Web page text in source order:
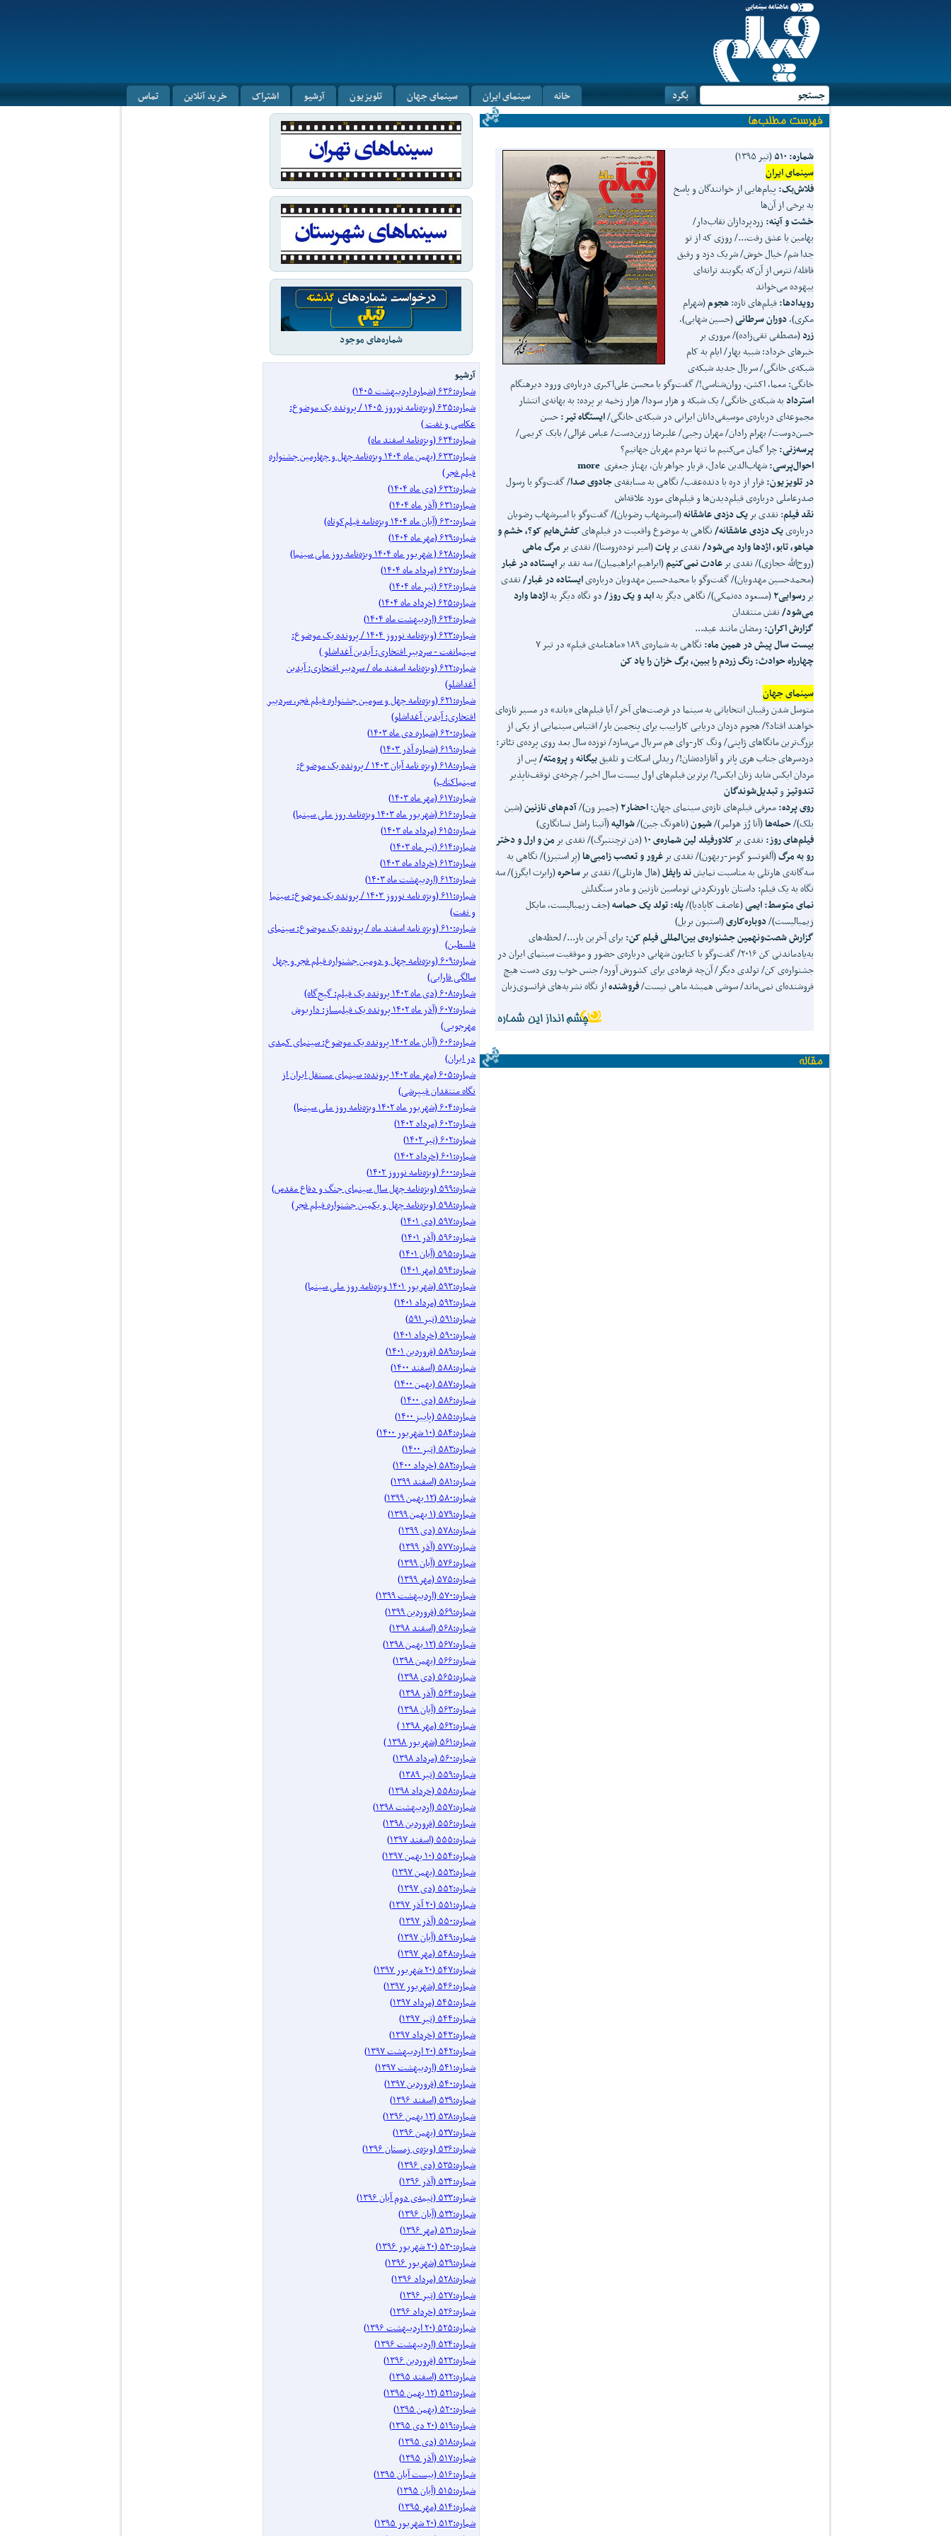
خانه سینمای ایران سینمای جهان تلویزیون آرشیو اشتراک خرید آنلاین تماس
شماره: ۵۱۰
(تیر ۱۳۹۵)
سینمای ایران
فلاشبک: پیام‌هایی از خوانندگان و پاسخ
به برخی از آن‌ها
خشت و آینه: زردپردازان نقاب‌دار/
بهامین با عشق رفت.../ روزی که از تو
جدا شم/ خیال خوش/ شریک دزد و رفیق
قافله/ نترس از آن‌که بگویند ترانه‌ای
بیهوده می‌خواند
رویدادها:فیلم‌های تازه:هجوم(شهرام
مکری)،دوران سرطانی(حسین شهابی)،
زرد(مصطفی تقی‌زاده)/ مروری بر
خبرهای خرداد: شبیه بهار/ ایام به کام
شبکه‌ی خانگی/ سریال جدید شبکه‌ی
خانگی: معما، اکشن، روان‌شناسی!/ گفت‌‌وگو با محسن علی‌اکبری درباره‌ی ورود دیرهنگام
استردادبه شبکه‌ی خانگی/ یک شبکه و هزار سودا/ هزار زخمه بر پرده: به بهانه‌ی انتشار
مجموعه‌ای درباره‌ی موسیقی‌دانان ایرانی در شبکه‌ی خانگی/ایستگاه تیر:حسن
حسن‌دوست/ بهرام رادان/ مهران رجبی/ علیرضا زرین‌دست/ عباس غزالی/ بابک کریمی/
پرسهزنی:چرا گمان می‌‌کنیم ما تنها مردم مهربان جهانیم؟
احوالپرسی:شهاب‌الدین عادل، فریار جواهریان، بهناز جعفری more
در تلویزیون:فرار از دره با دنده‌عقب/ نگاهی به مسابقه‌یجادوی صدا/ گفت‌وگو با رسول
صدرعاملی درباره‌ی فیلم‌دیدن‌ها و فیلم‌های مورد علاقه‌اش
نقد فیلم: نقدی بر یک دزدی عاشقانه(امیرشهاب رضویان)/ گفت‌وگو با امیرشهاب رضویان
درباره‌ییک دزدی عاشقانه/نگاهی به موضوع واقعیت در فیلم‌هایکفشهایم کو؟، خشم و
هیاهو، تابو، اژدها وارد میشود/نقدی بر پات(امیر توده‌روستا)/ نقدی بر مرگ ماهی
(روح‌الله حجازی)/ نقدی بر عادت نمیکنیم(ابراهیم ابراهیمیان)/ سه نقد بر ایستاده در غبار
(محمدحسین مهدویان)/ گفت‌وگو با محمدحسین مهدویان درباره‌یایستاده در غبار/نقدی
بر رسوایی۲ (مسعود ده‌نمکی)/ نگاهی دیگر بهابد و یک روز/دو نگاه دیگر بهاژدها وارد
میشود/نقش منتقدان
گزارش اکران: رمضان مانند عید...
بیست سال پیش در همین ماه: نگاهی به شماره‌ی ۱۸۹ «ماهنامه‌ی فیلم» در تیر ۷
چهارراه حوادث:رنگ زردم را ببین، برگ خزان را یاد کن
سینمای جهان
متوسل شدن رقیبان انتخاباتی به سینما در فرصت‌های آخر/ آیا فیلم‌های «باند» در مسیر تازه‌ای
خواهند افتاد؟/ هجوم دزدان دریایی کاراییب برای پنجمین بار/ اقتباس سینمایی از یکی از
بزرگ‌ترین مانگاهای ژاپنی/ ونگ کار-وای هم سریال می‌سازد/ نوزده سال بعد روی پرده‌ی تئاتر:
دردسرهای جناب هری پاتر و آقازاده‌شان!/ ریدلی اسکات و تلفیقبیگانهوپرومته/پس از
مردان ایکس شاید زنان ایکس!/ برترین فیلم‌های اول بیست سال اخیر/ چرخه‌ی توقف‌ناپذیر
تندوتیز وتبدیلشوندگان
روی پرده:معرفی فیلم‌های تازه‌ی سینمای جهان:احضار۲ (جمیز ون)/آدمهای نازنین(شین
بلک)/حملهها(آنا رُز هولمر)/شیون(ناهونگ جین)/شوالیه(آتینا راشل تسانگاری)
فیلمهای روز: نقدی بر کلاورفیلد لین شماره‌ی ۱۰ (دن ترچتنبرگ)/ نقدی بر من و ارل و دختر
رو به مرگ(آلفونسو گومز-ریهون)/ نقدی بر غرور و تعصب زامبیها(بِر استیرز)/ نگاهی به
سه‌گانه‌ی هارتلی به مناسبت نمایشند رایفل(هال هارتلی)/ نقدی بر ساحره(رابرت ایگرز)/ سه
نگاه به یک فیلم: داستان باورنکردنی توماسین نازنین و مادر سنگدلش
نمای متوسط: ایمی(عاصف کاپادیا)/پله: تولد یک حماسه(جف زیمبالیست، مایکل
زیمبالیست)/دوبارهکاری(استیون بریل)
گزارش شصتونهمین جشنواره‌ی بینالمللی فیلم کن: برای آخرین بار.../ لحظه‌های
به‌یادماندنی کن ۲۰۱۶/ گفت‌وگو با کتایون شهابی درباره‌ی حضور و موفقیت سینمای ایران در
جشنواره‌ی کن/ تولدی دیگر/ آن‌چه فرهادی برای کشورش آورد/ جنس خوب روی دست هیچ
فروشنده‌ای نمی‌ماند/ سوشی همیشه ماهی نیست/فروشندهاز نگاه نشریه‌های فرانسوی‌زبان
شماره‌های موجود
آرشیو
شماره:۶۳۶ (شماره اردیبهشت ۱۴۰۵)
شماره:۶۳۵ (ویژه‌نامه نوروز ۱۴۰۵ / پرونده یک موضوع:
عکاسی و نفت )
شماره:۶۳۴ (ویژه‌نامه اسفند ماه)
شماره:۶۳۳ (بهمن ماه ۱۴۰۴ ویژه‌نامه چهل‌ و‌ چهارمین جشنواره
فیلم فجر)
شماره:۶۳۲ (دی ماه ۱۴۰۴)
شماره:۶۳۱ (آذر ماه ۱۴۰۴)
شماره:۶۳۰ (آبان ماه ۱۴۰۴ ویژه‌نامه فیلم‌کوتاه)
شماره:۶۲۹ (مهر ماه ۱۴۰۴)
شماره:۶۲۸ ( شهریور ماه ۱۴۰۴ ویژه‌نامه روز ملی سینما)
شماره:۶۲۷ (مرداد ماه ۱۴۰۴)
شماره:۶۲۶ (تیر ماه ۱۴۰۴)
شماره:۶۲۵ (خرداد ماه ۱۴۰۴)
شماره:۶۲۴ (اردیبهشت ماه ۱۴۰۴)
شماره:۶۲۳ (ویژه‌نامه نوروز ۱۴۰۴ / پرونده یک موضوع:
سینمانفت - سردبیر افتخاری: آیدین آغداشلو )
شماره:۶۲۲ (ویژه‌نامه اسفند ماه / سردبیر افتخاری: آیدین
آغداشلو)
شماره:۶۲۱ (ویژه‌نامه چهل‌ و‌ سومین جشنواره فیلم فجر، سردبیر
افتخاری: آیدین آغداشلو)
شماره:۶۲۰ (شماره دی ماه ۱۴۰۳)
شماره:۶۱۹ (شماره آذر ۱۴۰۳)
شماره:۶۱۸ (ویژه نامه آبان ۱۴۰۳ / پرونده یک موضوع:
سینماکتاب)
شماره:۶۱۷ (مهر ماه ۱۴۰۳)
شماره:۶۱۶ (شهریور ماه ۱۴۰۳ ویژه‌نامه روز ملی سینما)
شماره:۶۱۵ (مرداد ماه ۱۴۰۳)
شماره:۶۱۴ (تیر ماه ۱۴۰۳)
شماره:۶۱۳ (خرداد ماه ۱۴۰۳)
شماره:۶۱۲ (اردیبهشت ماه ۱۴۰۳)
شماره:۶۱۱ (ویژه نامه نوروز ۱۴۰۳ / پرونده یک موضوع: سینما
و نفت)
شماره:۶۱۰ (ویژه نامه اسفند ماه / پرونده یک موضوع: سینمای
فلسطین)
شماره:۶۰۹ (ویژه‌نامه چهل و دومین جشنواره فیلم فجر و چهل
سالگی فارابی)
شماره:۶۰۸ (دی ماه ۱۴۰۲ پرونده یک فیلم: گیج‌گاه)
شماره:۶۰۷ (آذر ماه ۱۴۰۲ پرونده یک فیلمساز: داریوش
مهرجویی)
شماره:۶۰۶ (آبان ماه ۱۴۰۲ پرونده یک موضوع: سینمای کمدی
در ایران)
شماره:۶۰۵ (مهر ماه ۱۴۰۲ پرونده: سینمای مستقل ایران از
نگاه منتقدان فیپرشی)
شماره:۶۰۴ (شهریور ماه ۱۴۰۲ ویژه‌نامه روز ملی سینما)
شماره:۶۰۳ (مرداد ۱۴۰۲)
شماره:۶۰۲ (تیر ۱۴۰۲)
شماره:۶۰۱ (خرداد ۱۴۰۲)
شماره:۶۰۰ (ویژه‌نامه نوروز ۱۴۰۲)
شماره:۵۹۹ (ویژه‌نامه چهل سال سینمای جنگ و دفاع مقدس)
شماره:۵۹۸ (ویژه‌نامه چهل و یکمین جشنواره فیلم فجر)
شماره:۵۹۷ (دی ۱۴۰۱)
شماره:۵۹۶ (آذر ۱۴۰۱)
شماره:۵۹۵ (آبان ۱۴۰۱)
شماره:۵۹۴ (مهر ۱۴۰۱)
شماره:۵۹۳ (شهریور ۱۴۰۱ ویژه‌نامه روز ملی سینما)
شماره:۵۹۲ (مرداد ۱۴۰۱)
شماره:۵۹۱ (تیر ۵۹۱)
شماره:۵۹۰ (خرداد ۱۴۰۱)
شماره:۵۸۹ (فروردین ۱۴۰۱)
شماره:۵۸۸ (اسفند ۱۴۰۰)
شماره:۵۸۷ (بهمن ۱۴۰۰)
شماره:۵۸۶ (دی ۱۴۰۰)
شماره:۵۸۵ (پاییز ۱۴۰۰)
شماره:۵۸۴ (۱۰ شهریور ۱۴۰۰)
شماره:۵۸۳ (تیر ۱۴۰۰)
شماره:۵۸۲ (خرداد ۱۴۰۰)
شماره:۵۸۱ (اسفند ۱۳۹۹)
شماره:۵۸۰ (۱۲ بهمن ۱۳۹۹)
شماره:۵۷۹ (۱ بهمن ۱۳۹۹)
شماره:۵۷۸ (دی ۱۳۹۹)
شماره:۵۷۷ (آذر ۱۳۹۹)
شماره:۵۷۶ (آبان ۱۳۹۹)
شماره:۵۷۵ (مهر ۱۳۹۹)
شماره:۵۷۰ (اردیبهشت ۱۳۹۹)
شماره:۵۶۹ (فروردین ۱۳۹۹)
شماره:۵۶۸ (اسفند ۱۳۹۸)
شماره:۵۶۷ (۱۲ بهمن ۱۳۹۸)
شماره:۵۶۶ (بهمن ۱۳۹۸)
شماره:۵۶۵ (دی ۱۳۹۸)
شماره:۵۶۴ (آذر ۱۳۹۸)
شماره:۵۶۳ (آیان ۱۳۹۸)
شماره:۵۶۲ (مهر ۱۳۹۸ )
شماره:۵۶۱ (شهریور ۱۳۹۸ )
شماره:۵۶۰ (مرداد ۱۳۹۸)
شماره:۵۵۹ (تیر ۱۳۸۹)
شماره:۵۵۸ (خرداد ۱۳۹۸)
شماره:۵۵۷ (اردیبهشت ۱۳۹۸)
شماره:۵۵۶ (فروردین ۱۳۹۸)
شماره:۵۵۵ (اسفند ۱۳۹۷)
شماره:۵۵۴ (۱۰ بهمن ۱۳۹۷)
شماره:۵۵۳ (بهمن ۱۳۹۷)
شماره:۵۵۲ (دی ۱۳۹۷)
شماره:۵۵۱ (۲۰ آذر ۱۳۹۷)
شماره:۵۵۰ (آذر ۱۳۹۷)
شماره:۵۴۹ (آبان ۱۳۹۷)
شماره:۵۴۸ (مهر ۱۳۹۷)
شماره:۵۴۷ (۲۰ شهریور ۱۳۹۷)
شماره:۵۴۶ (شهریور ۱۳۹۷)
شماره:۵۴۵ (مرداد ۱۳۹۷)
شماره:۵۴۴ (تیر ۱۳۹۷)
شماره:۵۴۳ (خرداد ۱۳۹۷)
شماره:۵۴۲ (۲۰ اردیبهشت ۱۳۹۷)
شماره:۵۴۱ (اردیبهشت ۱۳۹۷)
شماره:۵۴۰ (فروردین ۱۳۹۷)
شماره:۵۳۹ (اسفند ۱۳۹۶)
شماره:۵۳۸ (۱۲ بهمن ۱۳۹۶)
شماره:۵۳۷ (بهمن ۱۳۹۶)
شماره:۵۳۶ (ویژه‌ی زمستان ۱۳۹۶)
شماره:۵۳۵ (دی ۱۳۹۶)
شماره:۵۳۴ (آذر ۱۳۹۶)
شماره:۵۳۳ (نیمه‌ی دوم آبان ۱۳۹۶)
شماره:۵۳۲ (آبان ۱۳۹۶)
شماره:۵۳۱ (مهر ۱۳۹۶)
شماره:۵۳۰ (۲۰ شهریور ۱۳۹۶)
شماره:۵۲۹ (شهریور ۱۳۹۶)
شماره:۵۲۸ (مرداد ۱۳۹۶)
شماره:۵۲۷ (تیر ۱۳۹۶)
شماره:۵۲۶ (خرداد ۱۳۹۶)
شماره:۵۲۵ (۲۰ اردیبهشت ۱۳۹۶)
شماره:۵۲۴ (اردیبهشت ۱۳۹۶)
شماره:۵۲۳ (فروردین ۱۳۹۶)
شماره:۵۲۲ (اسفند ۱۳۹۵)
شماره:۵۲۱ (۱۲ بهمن ۱۳۹۵)
شماره:۵۲۰ (بهمن ۱۳۹۵)
شماره:۵۱۹ (۲۰ دی ۱۳۹۵)
شماره:۵۱۸ (دی ۱۳۹۵)
شماره:۵۱۷ (آذر ۱۳۹۵)
شماره:۵۱۶ (بیست آبان ۱۳۹۵)
شماره:۵۱۵ (آبان ۱۳۹۵)
شماره:۵۱۴ (مهر ۱۳۹۵)
شماره:۵۱۳ (۲۰ شهریور ۱۳۹۵)